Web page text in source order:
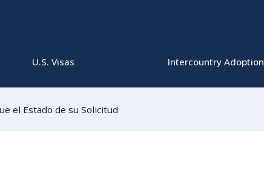
U.S. Visas Intercountry Adoption
el Estado de su Solicitud